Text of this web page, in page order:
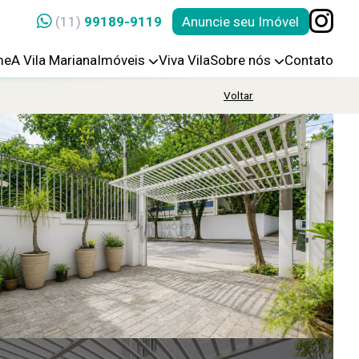
(11) 99189-9119 Anuncie seu Imóvel
A Vila MarianaImóveis Viva VilaSobre nós Contato
Voltar